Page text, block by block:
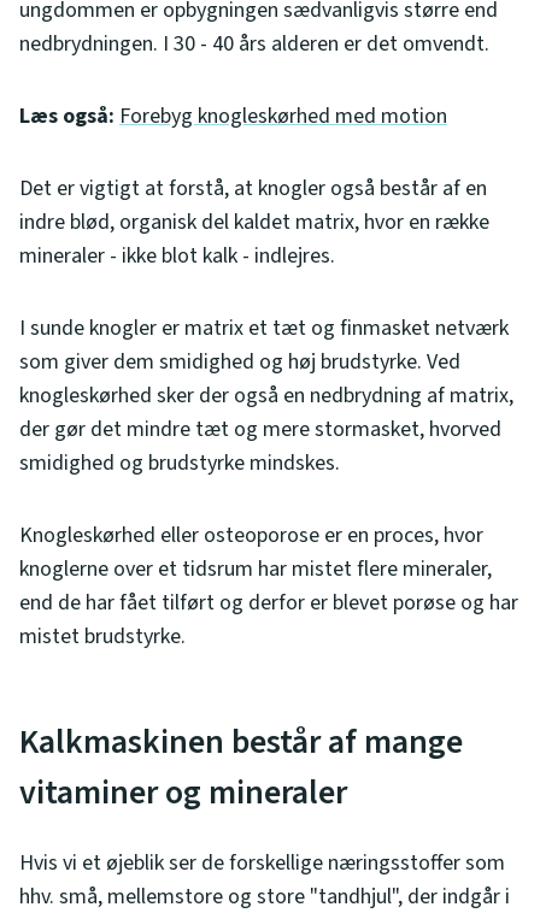
ungdommen er opbygningen sædvanligvis større end
nedbrydningen. I 30 - 40 års alderen er det omvendt.
Læs også: Forebyg knogleskørhed med motion
Det er vigtigt at forstå, at knogler også består af en
indre blød, organisk del kaldet matrix, hvor en række
mineraler - ikke blot kalk - indlejres.
I sunde knogler er matrix et tæt og finmasket netværk
som giver dem smidighed og høj brudstyrke. Ved
knogleskørhed sker der også en nedbrydning af matrix,
der gør det mindre tæt og mere stormasket, hvorved
smidighed og brudstyrke mindskes.
Knogleskørhed eller osteoporose er en proces, hvor
knoglerne over et tidsrum har mistet flere mineraler,
end de har fået tilført og derfor er blevet porøse og har
mistet brudstyrke.
Kalkmaskinen består af mange
vitaminer og mineraler
Hvis vi et øjeblik ser de forskellige næringsstoffer som
hhv. små, mellemstore og store "tandhjul", der indgår i